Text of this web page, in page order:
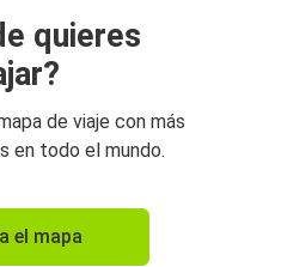
quieres
de viaje con más
en todo el mundo.
el mapa